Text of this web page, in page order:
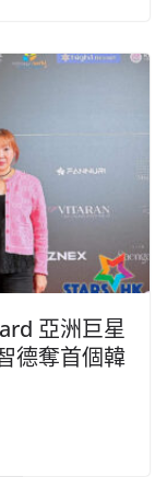
亞洲巨星
德奪首個韓